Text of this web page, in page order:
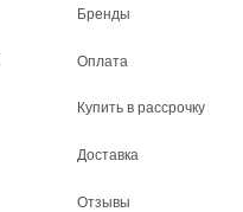
Бренды
Оплата
Купить в рассрочку
Доставка
Отзывы